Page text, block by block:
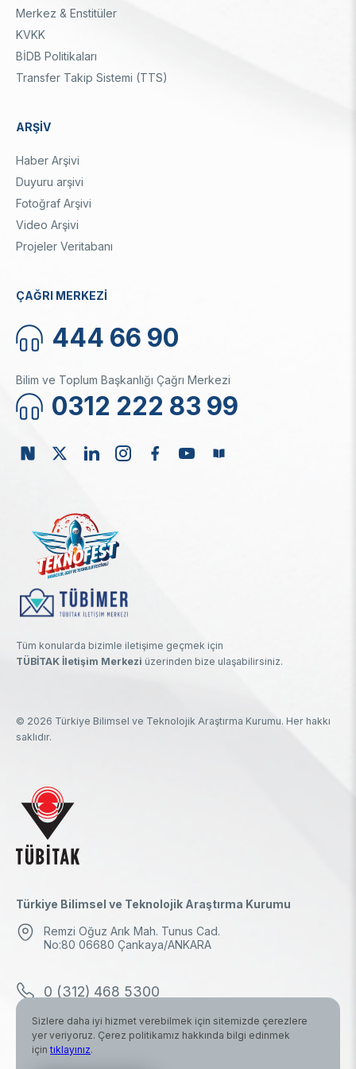
Merkez & Enstitüler
KVKK
BİDB Politikaları
Transfer Takip Sistemi (TTS)
ARŞİV
Haber Arşivi
Duyuru arşivi
Fotoğraf Arşivi
Video Arşivi
Projeler Veritabanı
ÇAĞRI MERKEZİ
444 66 90
Bilim ve Toplum Başkanlığı Çağrı Merkezi
0312 222 83 99
Tüm konularda bizimle iletişime geçmek için
TÜBİTAK İletişim Merkezi üzerinden bize ulaşabilirsiniz.
© 2026 Türkiye Bilimsel ve Teknolojik Araştırma Kurumu. Her hakkı
saklıdır.
Türkiye Bilimsel ve Teknolojik Araştırma Kurumu
Remzi Oğuz Arık Mah. Tunus Cad.
No:80 06680 Çankaya/ANKARA
0 (312) 468 5300
0 (312) 298 1000
Sizlere daha iyi hizmet verebilmek için sitemizde çerezlere
yer veriyoruz. Çerez politikamız hakkında bilgi edinmek
için tıklayınız.